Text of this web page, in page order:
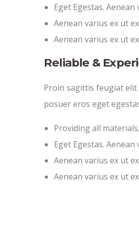
Eget Egestas.
Aenean varius ex ut
Aenean varius ex ut
Reliable &
Proin sagittis feugiat
posuer eros eget
Providing all
Eget Egestas.
Aenean varius ex ut
Aenean varius ex ut